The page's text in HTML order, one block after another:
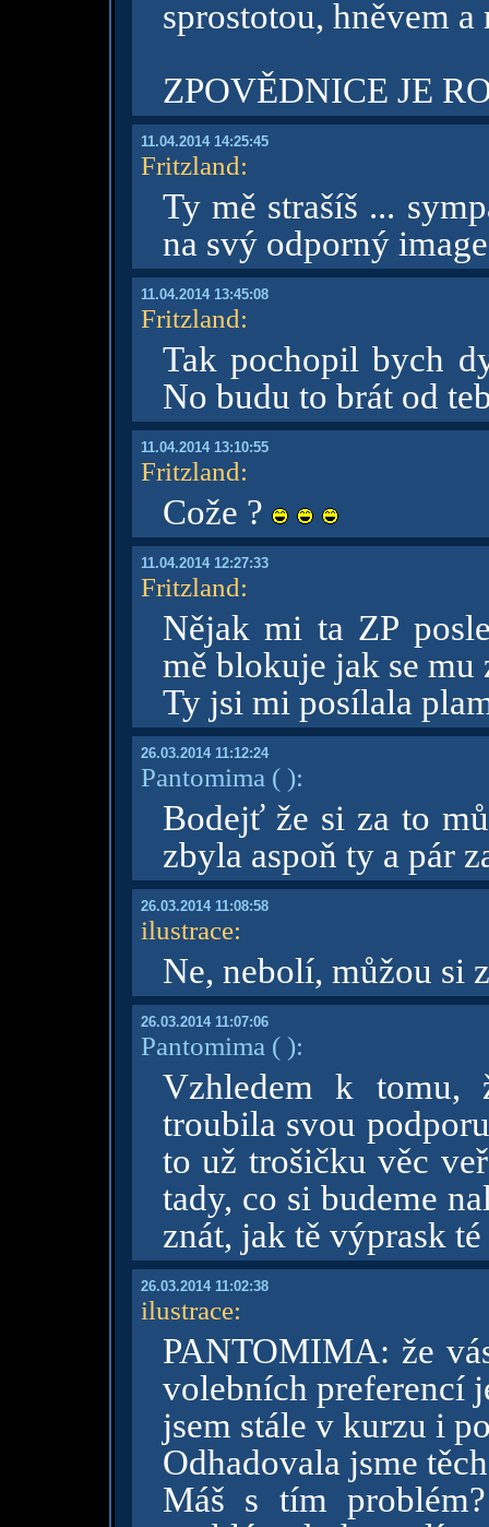
sprostotou, hněvem
ZPOVĚDNICE JE
11.04.2014 14:25:45
Fritzland:
Ty mě strašíš ...
na svý odporný
11.04.2014 13:45:08
Fritzland:
Tak pochopil bych
No budu to brát od
11.04.2014 13:10:55
Fritzland:
Cože ?
11.04.2014 12:27:33
Fritzland:
Nějak mi ta ZP
mě blokuje jak se
Ty jsi mi posílala
26.03.2014 11:12:24
Pantomima ( ):
Bodejť že si za to
zbyla aspoň ty a pár
26.03.2014 11:08:58
ilustrace:
Ne, nebolí, můžou si
26.03.2014 11:07:06
Pantomima ( ):
Vzhledem k tomu,
troubila svou
to už trošičku věc
tady, co si budeme
znát, jak tě výprask
26.03.2014 11:02:38
ilustrace:
PANTOMIMA: že
volebních preferencí
jsem stále v kurzu i
Odhadovala jsme
Máš s tím